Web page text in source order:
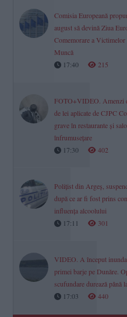
Comisia Europeană
august să devină Ziua
Comemorare a
Muncă
17:40
215
FOTO+VIDEO. Amenzi
de lei aplicate de CJPC
grave în restaurante și
înfrumusețare
17:30
402
Polițist din Argeș,
după ce ar fi fost prins
influența alcoolului
17:11
301
VIDEO. A început
primei barje pe Dunăre.
scufundare durează până
17:03
440